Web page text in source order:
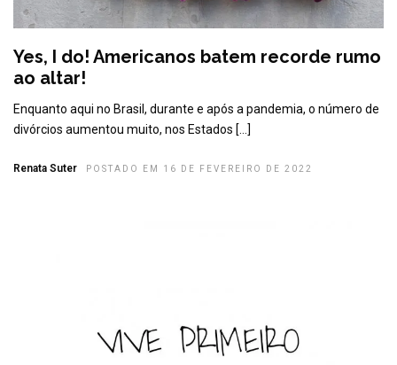
Yes, I do! Americanos batem recorde rumo
ao altar!
Enquanto aqui no Brasil, durante e após a pandemia, o número de
divórcios aumentou muito, nos Estados […]
Renata Suter POSTADO EM 16 DE FEVEREIRO DE 2022